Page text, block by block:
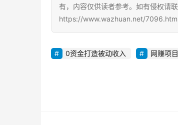
有，内容仅供读者参考。如有侵权请
https://www.wazhuan.net/
0资金打造被动收入 网赚项目